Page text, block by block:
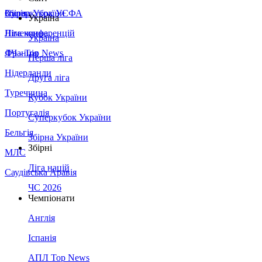
Збірна України
Італія
Німеччина
Франція
Нідерланди
Туреччина
Португалія
Бельгія
МЛС
Саудівська Аравія
Суперкубок УЄФА
Ліга конференцій
ЛЧ - Top News
Україна
Україна
Перша ліга
Друга ліга
Кубок України
Суперкубок України
Збірна України
Збірні
Ліга націй
ЧС 2026
Чемпіонати
Англія
Іспанія
АПЛ Top News